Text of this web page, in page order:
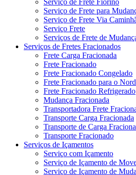
Serviço de Frete Fiorino
Serviço de Frete para
Serviço de Frete Via
Serviço Frete
Serviços de Frete de
Serviços de Fretes Fracionados
Frete Carga Fracionada
Frete Fracionado
Frete Fracionado Congelado
Frete Fracionado para o
Frete Fracionado Refrigerado
Mudança Fracionada
Transportadora Frete
Transporte Carga Fracionada
Transporte de Carga
Transporte Fracionado
Serviços de Içamentos
Serviço com Içamento
Serviço de Içamento de
Serviço de Içamento de